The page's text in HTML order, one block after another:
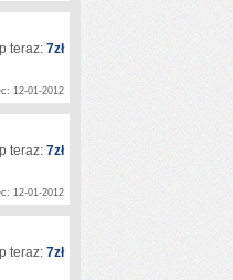
teraz: 7zł
12-01-2012
teraz: 7zł
12-01-2012
teraz: 7zł